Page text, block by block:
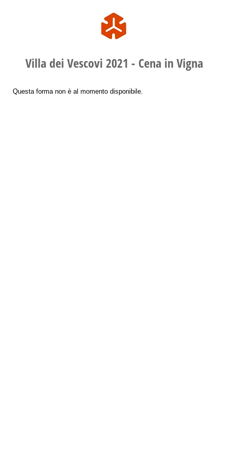
Villa dei Vescovi 2021 - Cena in Vigna
Questa forma non è al momento disponibile.